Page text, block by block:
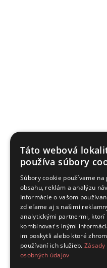
Táto webová
používa súbory
Súbory cookie používame na
obsahu, reklám a analýzu
Informácie o vašom
zdieľame aj s našimi
analytickými partnermi, ktorí
kombinovať s inými
im poskytli alebo ktoré
používaní ich služieb.
osobných údajov